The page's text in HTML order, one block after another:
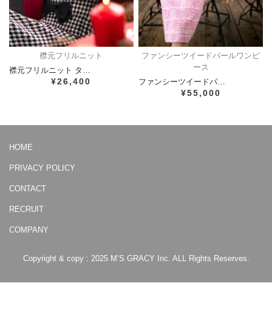
襟元フリルニット
襟元フリルニット タ…
¥26,400
ファンシーツイードパールワンピ
ース
ファンシーツイードパ…
¥55,000
HOME
PRIVACY POLICY
CONTACT
RECRUIT
COMPANY
Copyright & copy : 2025 M’S GRACY Inc. ALL Rights Reserves.